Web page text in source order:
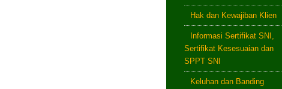
Hak dan Kewajiban Klien
Informasi Sertifikat SNI,
Sertifikat Kesesuaian dan
SPPT SNI
Keluhan dan Banding